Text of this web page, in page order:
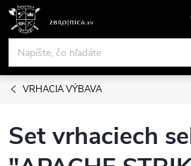
Prejsť
obsah
VRHACIA VÝBAVA
Set vrhaciech